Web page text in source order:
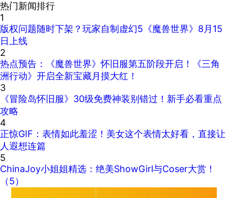
热门新闻排行
1
版权问题随时下架？玩家自制虚幻5《魔兽世界》8月15
日上线
2
热点预告：《魔兽世界》怀旧服第五阶段开启！《三角
洲行动》开启全新宝藏月摸大红！
3
《冒险岛怀旧服》30级免费神装别错过！新手必看重点
攻略
4
正惊GIF：表情如此羞涩！美女这个表情太好看，直接让
人遐想连篇
5
ChinaJoy小姐姐精选：绝美ShowGirl与Coser大赏！
（5）